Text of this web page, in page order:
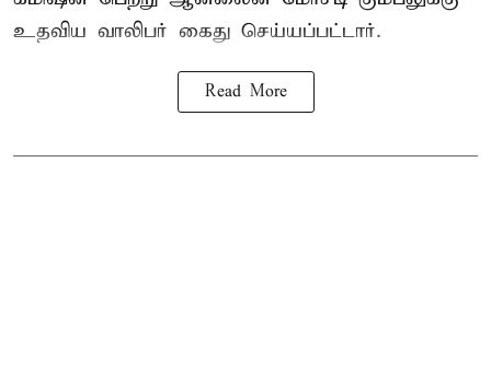
உதவிய வாலிபர் கைது செய்யப்பட்டார்.
Read More